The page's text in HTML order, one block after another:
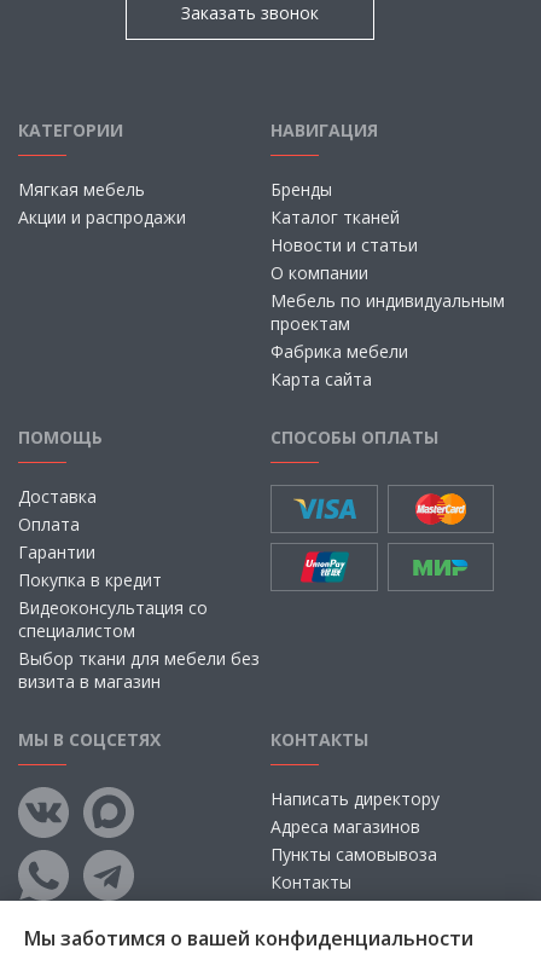
Заказать звонок
КАТЕГОРИИ
Мягкая мебель
Акции и распродажи
НАВИГАЦИЯ
Бренды
Каталог тканей
Новости и статьи
О компании
Мебель по индивидуальным
проектам
Фабрика мебели
Карта сайта
ПОМОЩЬ
Доставка
Оплата
Гарантии
Покупка в кредит
Видеоконсультация со
специалистом
Выбор ткани для мебели без
визита в магазин
СПОСОБЫ ОПЛАТЫ
МЫ В СОЦСЕТЯХ КОНТАКТЫ
Написать директору
Адреса магазинов
Пункты самовывоза
Контакты
Мы заботимся о вашей конфиденциальности